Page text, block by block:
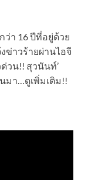
ว่า 16 ปีที่อยู่ด้วย
ข่าวร้ายผ่านไอจี
วน!! สุวนันท์’
มา…ดูเพิ่มเติม!!